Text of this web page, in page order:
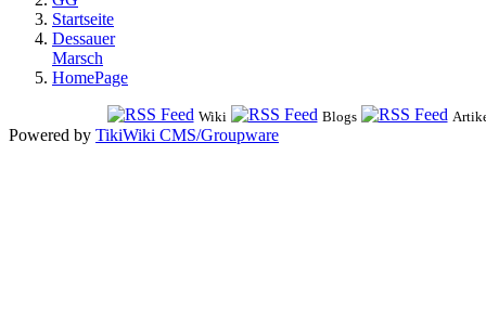
Startseite
Dessauer
Marsch
HomePage
Wiki Blogs
Powered by TikiWiki CMS/Groupware